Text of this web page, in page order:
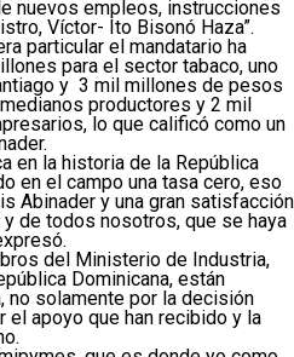
nuevos empleos, instrucciones
Víctor- Ito Bisonó Haza”.
particular el mandatario ha
para el sector tabaco, uno
y 3 mil millones de pesos
productores y 2 mil
lo que calificó como un
en la historia de la República
en el campo una tasa cero, eso
Abinader y una gran satisfacción
de todos nosotros, que se haya
del Ministerio de Industria,
Dominicana, están
no solamente por la decisión
apoyo que han recibido y la